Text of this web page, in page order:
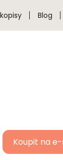
Blog
Koupit na